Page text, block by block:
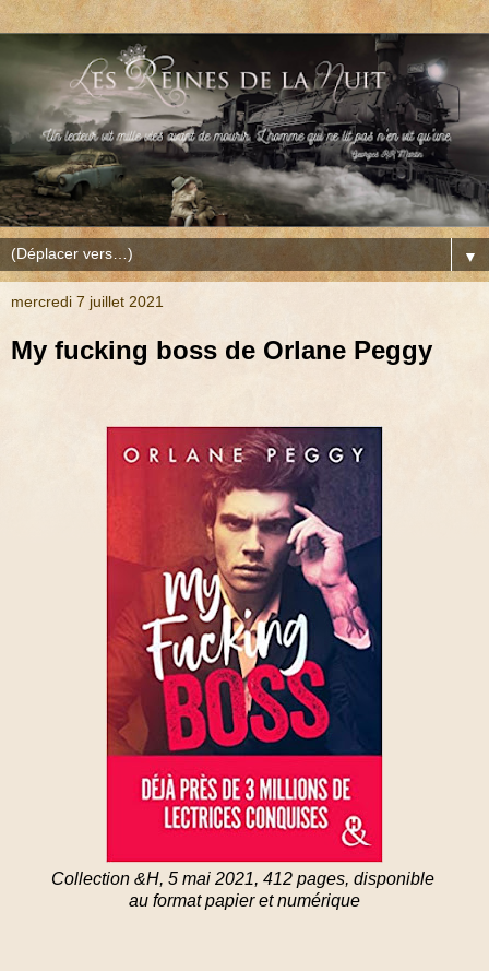
▼
mercredi 7 juillet 2021
My fucking boss de Orlane Peggy
Collection &H, 5 mai 2021, 412 pages, disponible
au format papier et numérique